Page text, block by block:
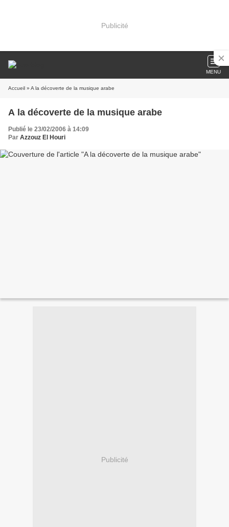
Publicité
MENU
Accueil » A la décoverte de la musique arabe
A la décoverte de la musique arabe
Publié le 23/02/2006 à 14:09
Par Azzouz El Houri
Publicité